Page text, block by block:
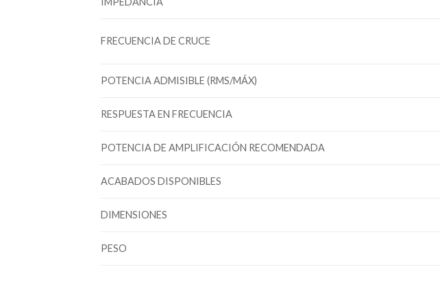
FRECUENCIA DE CRUCE
POTENCIA ADMISIBLE (RMS/MÁX)
RESPUESTA EN FRECUENCIA
POTENCIA DE AMPLIFICACIÓN RECOMENDADA
ACABADOS DISPONIBLES
DIMENSIONES
PESO